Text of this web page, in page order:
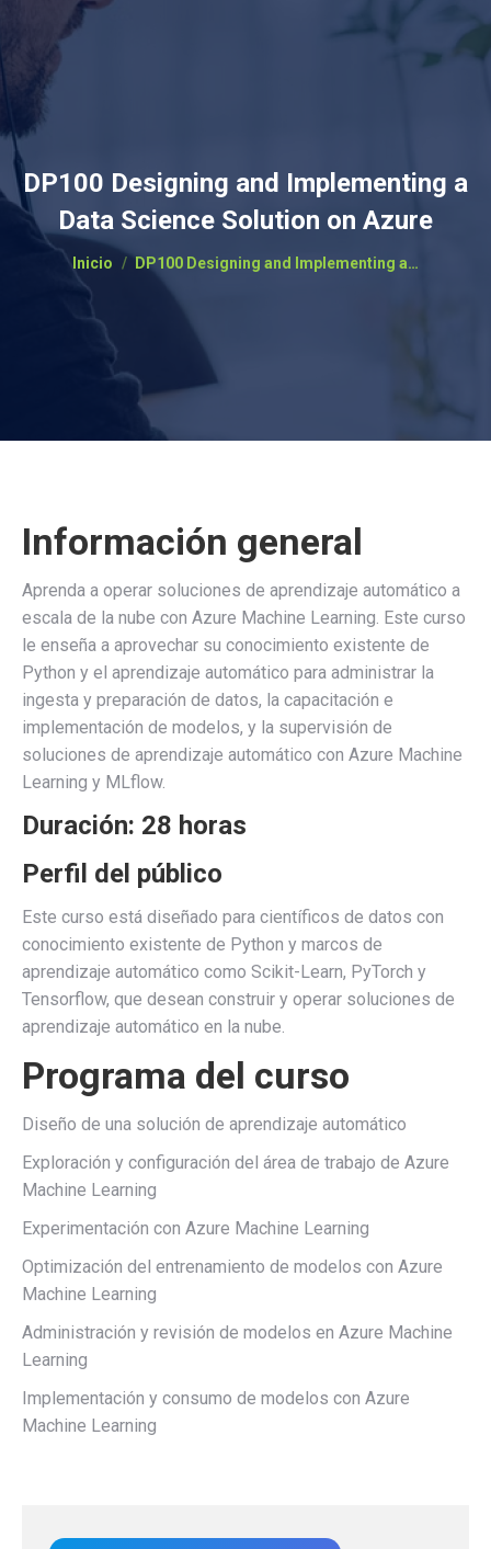
DP100 Designing and Implementing a
Data Science Solution on Azure
Estás aquí:
Inicio DP100 Designing and Implementing a…
Información general
Aprenda a operar soluciones de aprendizaje automático a
escala de la nube con Azure Machine Learning. Este curso
le enseña a aprovechar su conocimiento existente de
Python y el aprendizaje automático para administrar la
ingesta y preparación de datos, la capacitación e
implementación de modelos, y la supervisión de
soluciones de aprendizaje automático con Azure Machine
Learning y MLflow.
Duración: 28 horas
Perfil del público
Este curso está diseñado para científicos de datos con
conocimiento existente de Python y marcos de
aprendizaje automático como Scikit-Learn, PyTorch y
Tensorflow, que desean construir y operar soluciones de
aprendizaje automático en la nube.
Programa del curso
Diseño de una solución de aprendizaje automático
Exploración y configuración del área de trabajo de Azure
Machine Learning
Experimentación con Azure Machine Learning
Optimización del entrenamiento de modelos con Azure
Machine Learning
Administración y revisión de modelos en Azure Machine
Learning
Implementación y consumo de modelos con Azure
Machine Learning